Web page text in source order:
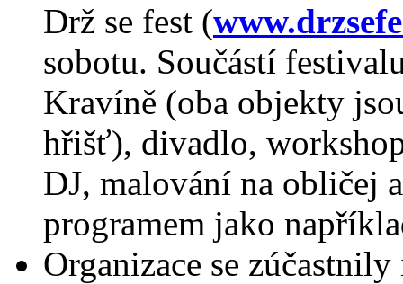
Drž se fest (
sobotu. Součástí
Kravíně (oba objekty
hřišť), divadlo,
DJ, malování na obličej
programem jako
Organizace se